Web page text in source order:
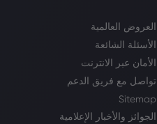
العروض العالمية
الأسئلة الشائعة
الأمان عبر الانترنت
تواصل مع فريق الدعم
Sitemap
الجوائز والأخبار الإعلامية